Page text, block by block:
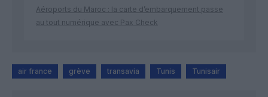
Aéroports du Maroc : la carte d’embarquement passe
au tout numérique avec Pax Check
air france grève transavia Tunis Tunisair